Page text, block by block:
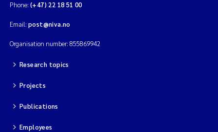
Phone: (+47) 22 18 51 00
Email: post@niva.no
Organisation number: 855869942
Research topics
Projects
Publications
Employees